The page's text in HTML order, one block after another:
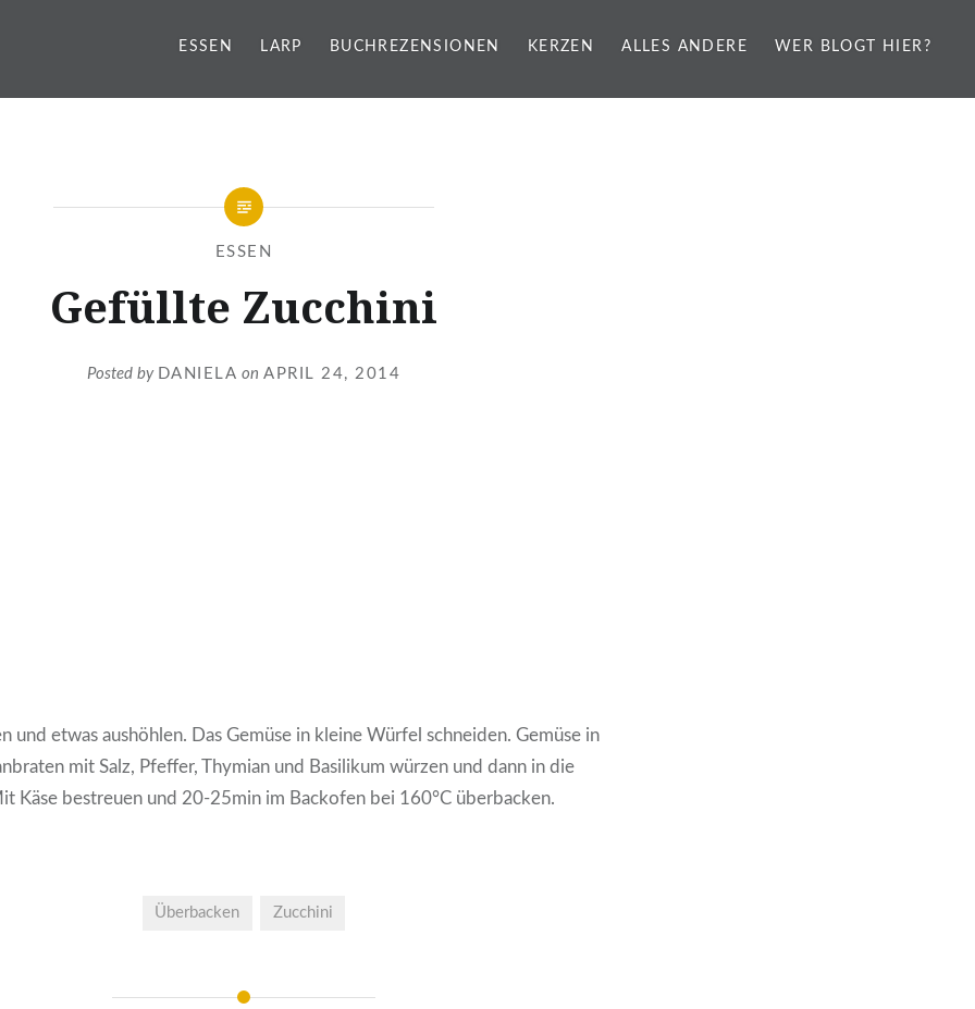
ESSEN LARP BUCHREZENSIONEN KERZEN ALLES ANDERE WER BLOGT HIER?
ESSEN
Gefüllte Zucchini
Posted by DANIELA onAPRIL 24, 2014
und etwas aushöhlen. Das Gemüse in kleine Würfel schneiden. Gemüse in
mit Salz, Pfeffer, Thymian und Basilikum würzen und dann in die
Käse bestreuen und 20-25min im Backofen bei 160°C überbacken.
Überbacken Zucchini